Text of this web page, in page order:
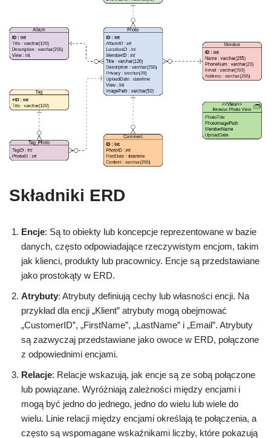
Składniki ERD
Encje: Są to obiekty lub koncepcje reprezentowane w bazie
danych, często odpowiadające rzeczywistym encjom, takim
jak klienci, produkty lub pracownicy. Encje są przedstawiane
jako prostokąty w ERD.
Atrybuty: Atrybuty definiują cechy lub własności encji. Na
przykład dla encji „Klient” atrybuty mogą obejmować
„CustomerID”, „FirstName”, „LastName” i „Email”. Atrybuty
są zazwyczaj przedstawiane jako owoce w ERD, połączone
z odpowiednimi encjami.
Relacje: Relacje wskazują, jak encje są ze sobą połączone
lub powiązane. Wyróżniają zależności między encjami i
mogą być jedno do jednego, jedno do wielu lub wiele do
wielu. Linie relacji między encjami określają te połączenia, a
często są wspomagane wskaźnikami liczby, które pokazują